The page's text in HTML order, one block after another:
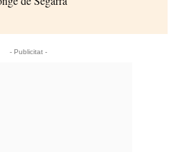
- Publicitat -